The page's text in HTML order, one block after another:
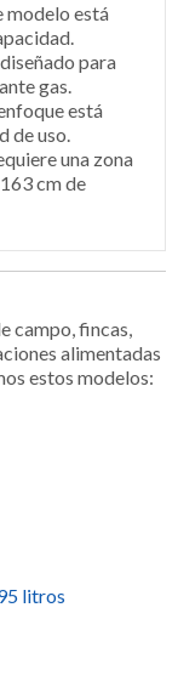
modelo está
para
gas.
está
de uso.
una zona
cm de
campo, fincas,
alimentadas
estos modelos:
litros